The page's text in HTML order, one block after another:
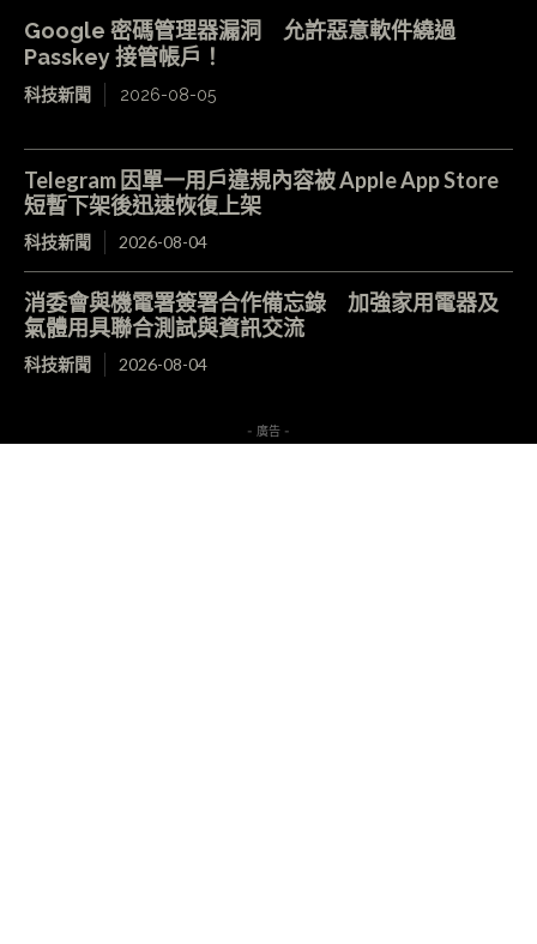
Google 密碼管理器漏洞 允許惡意軟件繞過
Passkey 接管帳戶！
科技新聞 2026-08-05
Telegram 因單一用戶違規內容被 Apple App Store
短暫下架後迅速恢復上架
科技新聞 2026-08-04
消委會與機電署簽署合作備忘錄 加強家用電器及
氣體用具聯合測試與資訊交流
科技新聞 2026-08-04
- 廣告 -